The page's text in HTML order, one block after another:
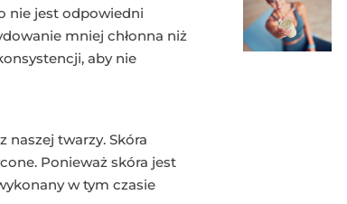
nie jest odpowiedni
mniej chłonna niż
aby nie
naszej twarzy. Skóra
Ponieważ skóra jest
w tym czasie